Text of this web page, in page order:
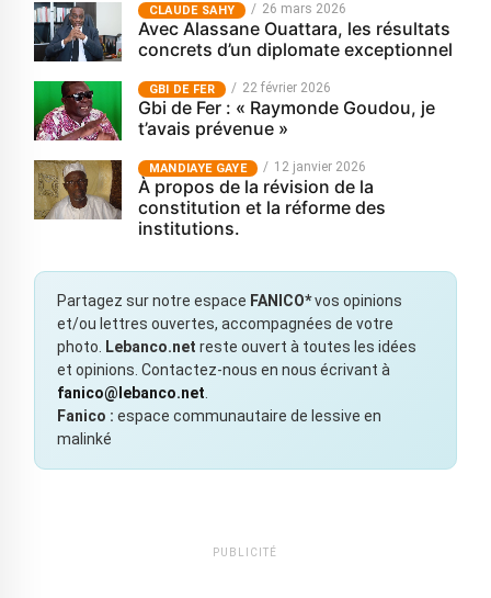
CLAUDE SAHY 26 mars 2026
Avec Alassane Ouattara, les résultats
concrets d’un diplomate exceptionnel
GBI DE FER 22 février 2026
Gbi de Fer : « Raymonde Goudou, je
t’avais prévenue »
MANDIAYE GAYE 12 janvier 2026
À propos de la révision de la
constitution et la réforme des
institutions.
Partagez sur notre espace FANICO*vos opinions
et/ou lettres ouvertes, accompagnées de votre
photo.
Lebanco.net reste ouvert à toutes les idées
et opinions. Contactez-nous en nous écrivant à
fanico@lebanco.net
Fanico : espace communautaire de lessive en
malinké
PUBLICITÉ